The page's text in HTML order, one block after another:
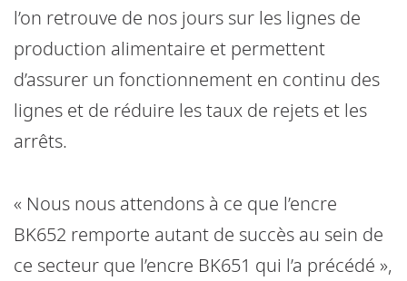
l’on retrouve de nos jours sur les lignes de
production alimentaire et permettent
d’assurer un fonctionnement en continu des
lignes et de réduire les taux de rejets et les
arrêts.
« Nous nous attendons à ce que l’encre
BK652 remporte autant de succès au sein de
ce secteur que l’encre BK651 qui l’a précédé »,